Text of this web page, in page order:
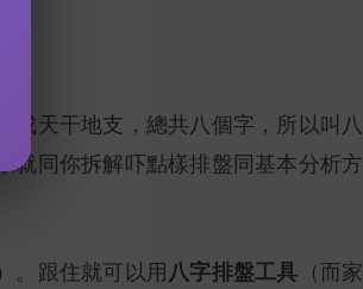
成天干地支，總共八個字，所以叫八
就同你拆解吓點樣排盤同基本分析方
。跟住就可以用八字排盤工具 （而家